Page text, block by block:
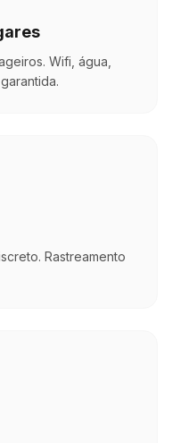
Wifi, água,
Rastreamento